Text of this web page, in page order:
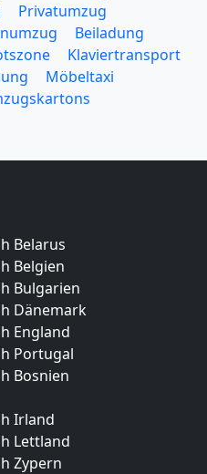
Privatumzug
Beiladung
Klaviertransport
Möbeltaxi
Belarus
Belgien
Bulgarien
Dänemark
England
Portugal
Bosnien
Irland
Lettland
Zypern